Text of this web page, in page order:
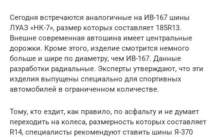
Сегодня встречаются аналогичные на ИВ-167 шины
ЛУАЗ «НК-7», размер которых составляет 185R13.
Внешне современная автошина имеет центральные
дорожки. Кроме этого, изделие смотрится немного
больше и шире по диаметру, чем ИВ-167. Данные
разработки радиальные. Эксперты утверждают, что эти
изделия выпущены специально для спортивных
автомобилей в ограниченном количестве.
Тому, кто ездит, как правило, по асфальту и не думает
переходить на колеса, размерность которых составляет
R14, специалисты рекомендуют ставить шины Я-370